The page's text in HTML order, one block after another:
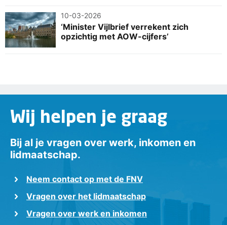
10-03-2026
‘Minister Vijlbrief verrekent zich
opzichtig met AOW-cijfers’
Wij helpen je graag
Bij al je vragen over werk, inkomen en
lidmaatschap.
Neem contact op met de FNV
Vragen over het lidmaatschap
Vragen over werk en inkomen